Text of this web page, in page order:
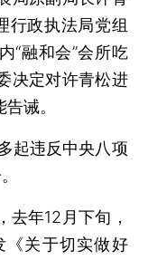
行政执法局党组
“融和会”会所吃
决定对许青松进
诫。
违反中央八项
年12月下旬，
《关于切实做好